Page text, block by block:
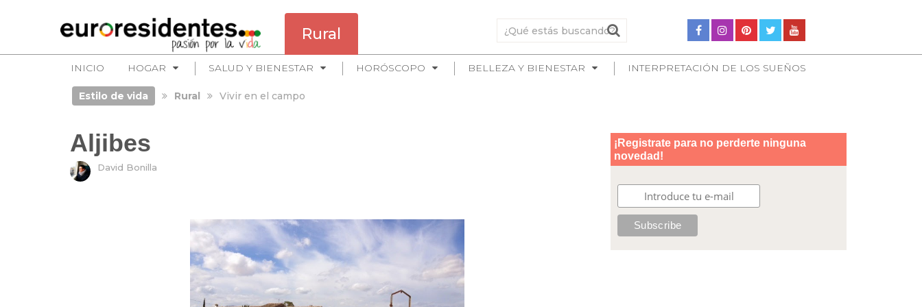
Rural
INICIO HOGAR SALUD Y BIENESTAR HORÓSCOPO BELLEZA Y BIENESTAR INTERPRETACIÓN DE LOS SUEÑOS
Estilo de vida Rural Vivir en el campo
Aljibes
David Bonilla